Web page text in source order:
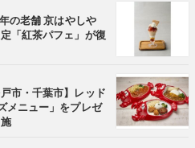
の老舗 京はやしや
「紅茶パフェ」が復
市・千葉市】レッド
メニュー」をプレゼ